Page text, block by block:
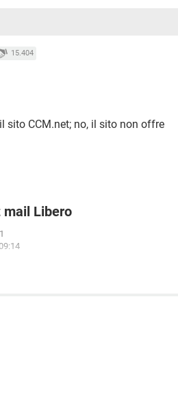
15.404
sito CCM.net; no, il sito non offre
mail Libero